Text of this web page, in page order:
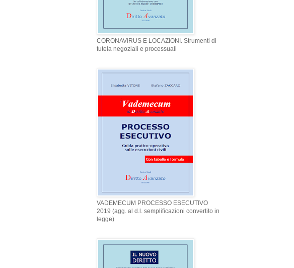
CORONAVIRUS E LOCAZIONI. Strumenti di
tutela negoziali e processuali
VADEMECUM PROCESSO ESECUTIVO
2019 (agg. al d.l. semplificazioni convertito in
legge)